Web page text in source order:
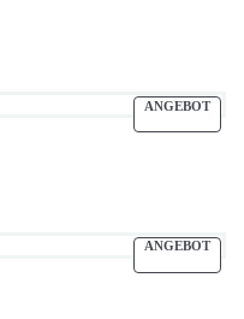
ANGEBOT
ANGEBOT